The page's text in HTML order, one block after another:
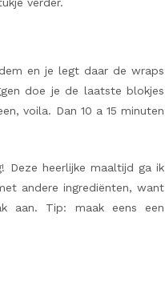
en je legt daar de wraps
doe je de laatste blokjes
voila. Dan 10 a 15 minuten
Deze heerlijke maaltijd ga ik
andere ingrediënten, want
aan. Tip: maak eens een